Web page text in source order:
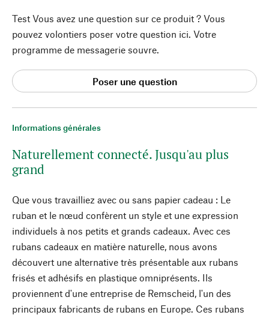
Informations générales
Naturellement connecté. Jusqu'au plus
grand
Que vous travailliez avec ou sans papier cadeau : Le
ruban et le nœud confèrent un style et une expression
individuels à nos petits et grands cadeaux. Avec ces
rubans cadeaux en matière naturelle, nous avons
découvert une alternative très présentable aux rubans
frisés et adhésifs en plastique omniprésents. Ils
proviennent d'une entreprise de Remscheid, l'un des
principaux fabricants de rubans en Europe. Ces rubans
Test Vous avez une question sur ce produit ? Vous
pouvez volontiers poser votre question ici. Votre
programme de messagerie souvre.
Poser une question